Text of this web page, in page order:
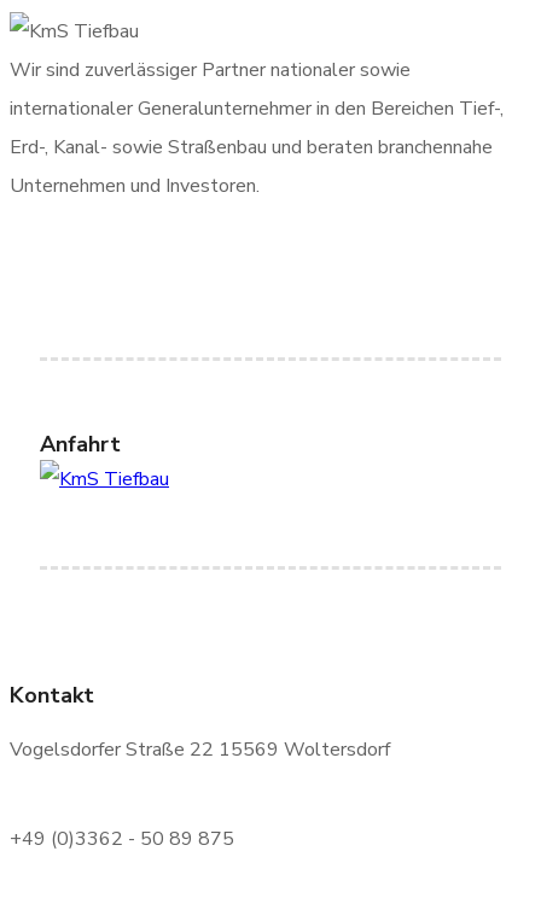
Wir sind zuverlässiger Partner nationaler sowie
internationaler Generalunternehmer in den Bereichen Tief-,
Erd-, Kanal- sowie Straßenbau und beraten branchennahe
Unternehmen und Investoren.
Anfahrt
Kontakt
Vogelsdorfer Straße 22 15569 Woltersdorf
+49 (0)3362 - 50 89 875